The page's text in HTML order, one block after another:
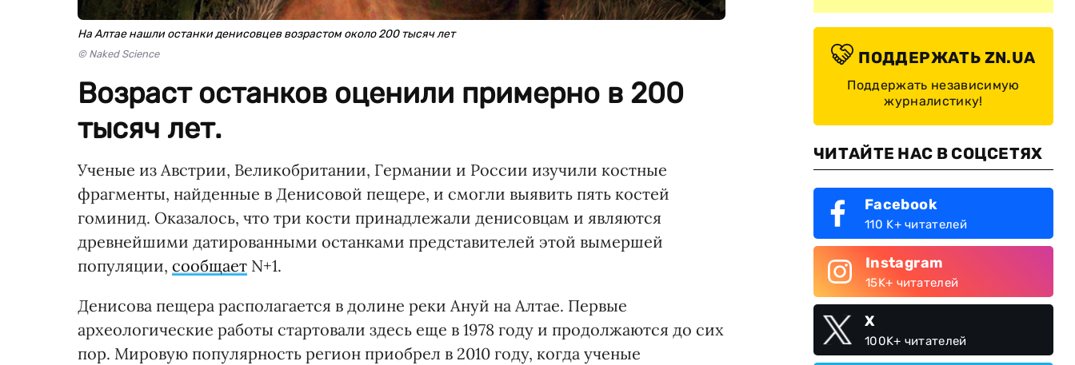
На Алтае нашли останки денисовцев возрастом около 200 тысяч лет
© Naked Science
Возраст останков оценили примерно в 200
тысяч лет.
Ученые из Австрии, Великобритании, Германии и России изучили костные
фрагменты, найденные в Денисовой пещере, и смогли выявить пять костей
гоминид. Оказалось, что три кости принадлежали денисовцам и являются
древнейшими датированными останками представителей этой вымершей
популяции, сообщает N+1.
Денисова пещера располагается в долине реки Ануй на Алтае. Первые
археологические работы стартовали здесь еще в 1978 году и продолжаются до сих
пор. Мировую популярность регион приобрел в 2010 году, когда ученые
ПОДДЕРЖАТЬ ZN.UA
Поддержать независимую
журналистику!
ЧИТАЙТЕ НАС В СОЦСЕТЯХ
Facebook
110 K+ читателей
Instagram
15K+ читателей
X
100K+ читателей